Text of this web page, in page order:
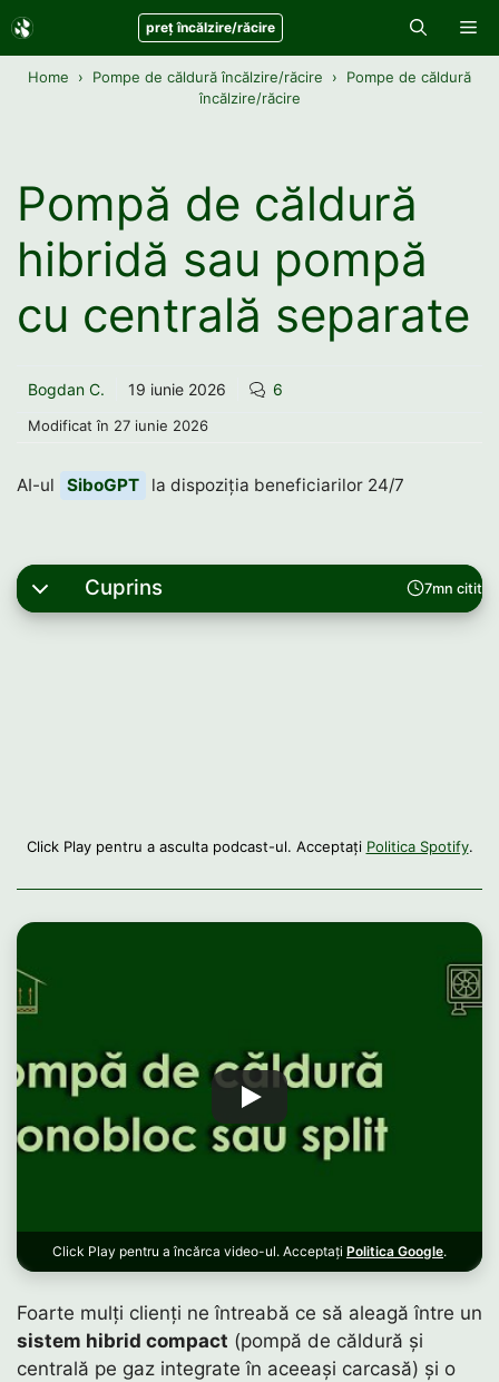
Sari
la
conținut
preț încălzire/răcire
Home Pompe de căldură încălzire/răcire
Pompe de căldură
încălzire/răcire
Pompă de căldură
hibridă sau pompă
cu centrală separate
Bogdan C. 19 iunie 2026 6
Modificat în 27 iunie 2026
AI-ul SiboGPT la dispoziția beneficiarilor 24/7
7mn citit
Cuprins
Click Play pentru a asculta podcast-ul. Acceptați Politica Spotify.
Click Play pentru a încărca video-ul. Acceptați Politica Google.
Foarte mulți clienți ne întreabă ce să aleagă între un
sistem hibrid compact (pompă de căldură și
centrală pe gaz integrate în aceeași carcasă) și o